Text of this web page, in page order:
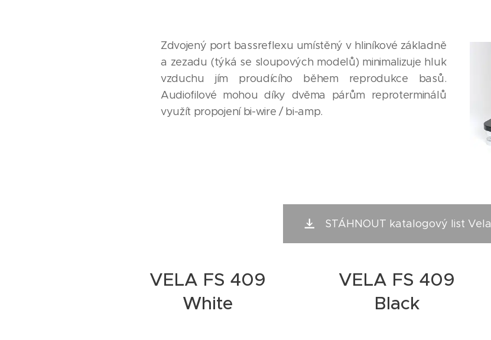
Zdvojený port bassreflexu umístěný v hliníkové základně
a zezadu (týká se sloupových modelů) minimalizuje hluk
vzduchu jím proudícího během reprodukce basů.
Audiofilové mohou díky dvěma párům reproterminálů
využít propojení bi-wire / bi-amp.
STÁHNOUT katalogový list Vela
VELA FS 409
White
VELA FS 409
Black